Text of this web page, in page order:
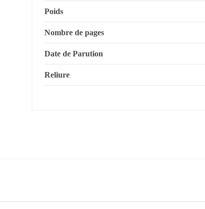
Poids
Nombre de pages
Date de Parution
Reliure